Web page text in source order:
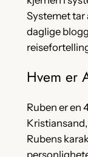
Systemet tar
daglige
Hvem er
Ruben er en
Rubens